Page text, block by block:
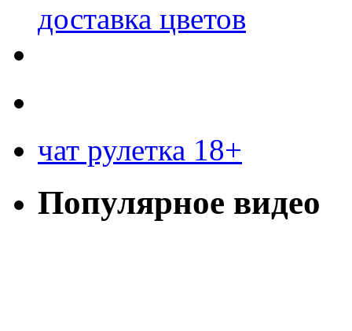
доставка цветов
чат рулетка 18+
Популярное видео